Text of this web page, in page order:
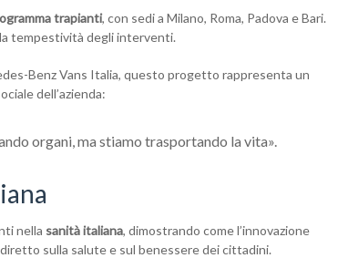
trapianti, con sedi a Milano, Roma, Padova e Bari.
tempestività degli interventi.
Benz Vans Italia, questo progetto rappresenta un
dell’azienda:
organi, ma stiamo trasportando la vita».
nella sanità italiana, dimostrando come l’innovazione
sulla salute e sul benessere dei cittadini.